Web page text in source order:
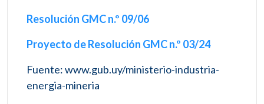
Resolución GMC n.º 09/06
Proyecto de Resolución GMC n.º 03/24
Fuente: www.gub.uy/ministerio-industria-
energia-mineria